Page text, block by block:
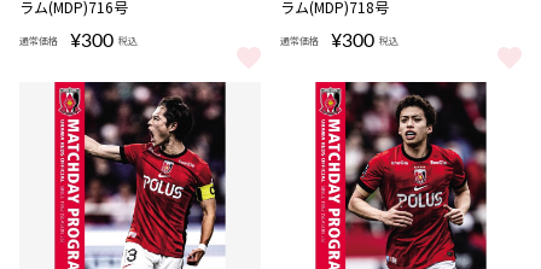
ラム(MDP)716号
通常価格 ¥300 税込
オフィシャル・マッチデー・プログラム(MDP)716号 をもっと見る
ラム(MDP)718号
通常価格 ¥300 税込
オフィシャル・マッチデー・プ